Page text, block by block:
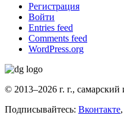
Регистрация
Войти
Entries feed
Comments feed
WordPress.org
© 2013–2026 г. г.,
Подписывайтесь: Вконтакте,